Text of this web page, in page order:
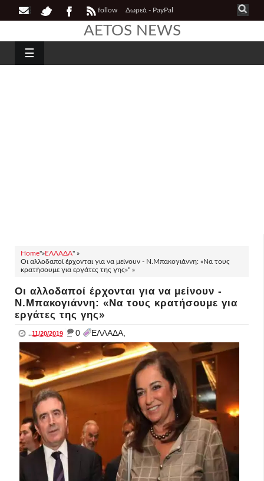
follow Δωρεά - PayPal
AETOS NEWS
☰
Home"»ΕΛΛΑΔΑ" »
Οι αλλοδαποί έρχονται για να μείνουν - Ν.Μπακογιάννη: «Να τους
κρατήσουμε για εργάτες της γης»" »
Οι αλλοδαποί έρχονται για να μείνουν -
Ν.Μπακογιάννη: «Να τους κρατήσουμε για
εργάτες της γης»
..11/20/2019 _ 0 ΕΛΛΑΔΑ,